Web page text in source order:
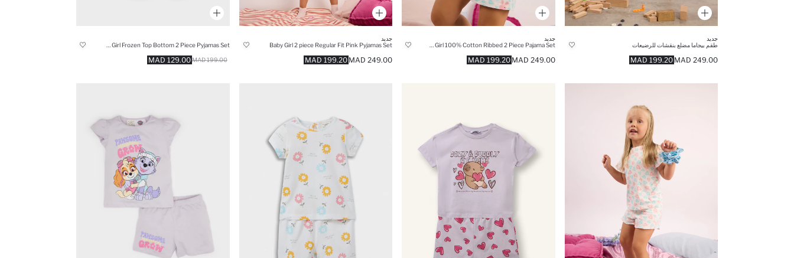
جديد
طقم بيجاما مضلع بنقشات للرضيعات
199.20 MAD 249.00 MAD
جديد
199.20 MAD 249.00 MAD
جديد
Baby Girl 2 piece Regular Fit Pink Pyjamas Set
199.20 MAD 249.00 MAD
129.00 MAD 199.00 MAD